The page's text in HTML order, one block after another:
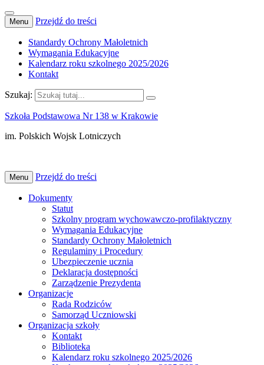
Menu Przejdź do treści
Standardy Ochrony Małoletnich
Wymagania Edukacyjne
Kalendarz roku szkolnego 2025/2026
Kontakt
Szukaj:
Szkoła Podstawowa Nr 138 w Krakowie
im. Polskich Wojsk Lotniczych
Menu Przejdź do treści
Dokumenty
Statut
Szkolny program wychowawczo-profilaktyczny
Wymagania Edukacyjne
Standardy Ochrony Małoletnich
Regulaminy i Procedury
Ubezpieczenie ucznia
Deklaracja dostępności
Zarządzenie Prezydenta
Organizacje
Rada Rodziców
Samorząd Uczniowski
Organizacja szkoły
Kontakt
Biblioteka
Kalendarz roku szkolnego 2025/2026